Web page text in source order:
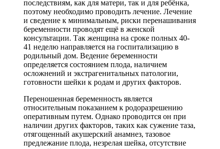
последствиям, как для матери, так и для ребёнка,
поэтому необходимо проводить лечение. Лечение
и сведение к минимальным, риски перенашивания
беременности проводят ещё в женской
консультации. Так женщина на сроке полных 40-
41 неделю направляется на госпитализацию в
родильный дом. Ведение беременности
определяется состоянием плода, наличием
осложнений и экстрагенитальных патологии,
готовности шейки к родам и других факторов.
Переношенная беременность является
относительным показанием к родоразрешению
оперативным путем. Однако проводится он при
наличии других факторов, таких как сужение таза,
отягощенный акушерский анамнез, тазовое
предлежание плода, незрелая шейка, отсутствие